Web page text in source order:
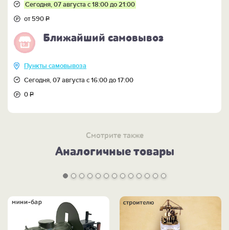
Сегодня, 07 августа с 18:00 до 21:00
от 590Р
Ближайший самовывоз
Пункты самовывоза
Сегодня, 07 августа с 16:00 до 17:00
0Р
Смотрите также
Аналогичные товары